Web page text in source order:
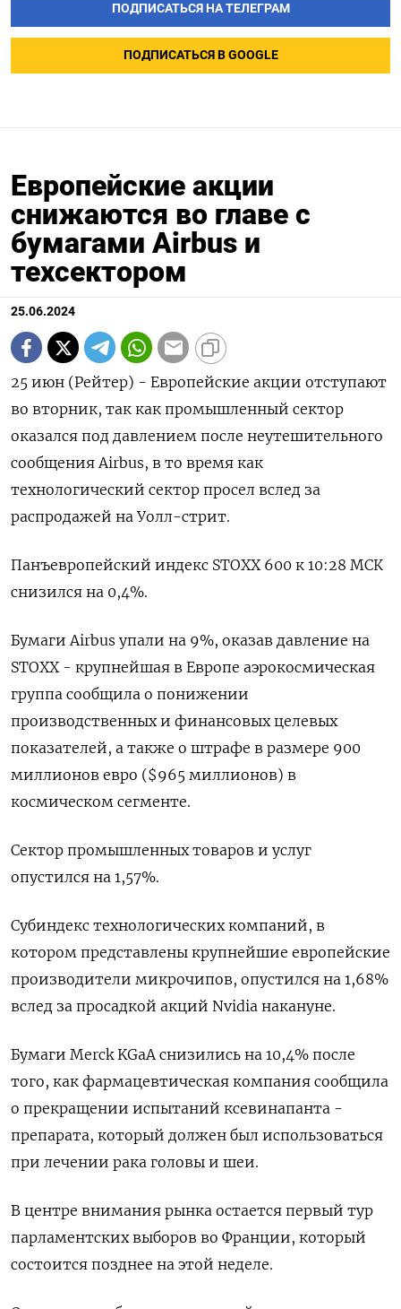
ПОДПИСАТЬСЯ НА ТЕЛЕГРАМ
ПОДПИСАТЬСЯ В GOOGLE
Европейские акции
снижаются во главе с
бумагами Airbus и
техсектором
25.06.2024
25 июн (Рейтер) - Европейские акции отступают
во вторник, так как промышленный сектор
оказался под давлением после неутешительного
сообщения Airbus, в то время как
технологический сектор просел вслед за
распродажей на Уолл-стрит.
Панъевропейский индекс STOXX 600 к 10:28 МСК
снизился на 0,4%.
Бумаги Airbus упали на 9%, оказав давление на
STOXX - крупнейшая в Европе аэрокосмическая
группа сообщила о понижении
производственных и финансовых целевых
показателей, а также о штрафе в размере 900
миллионов евро ($965 миллионов) в
космическом сегменте.
Сектор промышленных товаров и услуг
опустился на 1,57%.
Субиндекс технологических компаний, в
котором представлены крупнейшие европейские
производители микрочипов, опустился на 1,68%
вслед за просадкой акций Nvidia накануне.
Бумаги Merck KGaA снизились на 10,4% ​после
того, как фармацевтическая компания сообщила
о прекращении испытаний ксевинапанта -
препарата, который должен был использоваться
при лечении рака головы и шеи.
В центре внимания рынка остается первый тур
парламентских выборов во Франции, который
состоится позднее на этой неделе.